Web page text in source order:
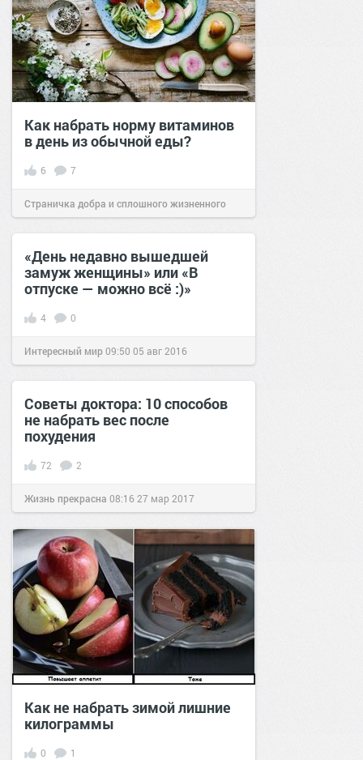
Как набрать норму витаминов
в день из обычной еды?
6 7
Страничка добра и сплошного жизненного
позитива!17:5827 май 2024
«День недавно вышедшей
замуж женщины» или «В
отпуске — можно всё :)»
4 0
Интересный мир09:50 05 авг 2016
Советы доктора: 10 способов
не набрать вес после
похудения
72 2
Жизнь прекрасна 08:16 27 мар 2017
Как не набрать зимой лишние
килограммы
0 1